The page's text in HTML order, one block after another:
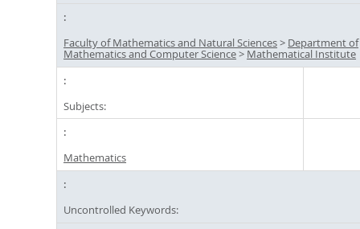
Faculty of Mathematics and Natural Sciences> Department of
Mathematics and Computer Science> Mathematical Institute
Subjects:
Mathematics
Uncontrolled Keywords: